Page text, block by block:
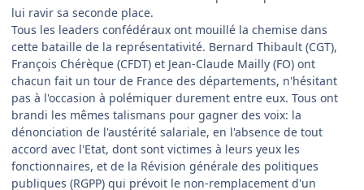
lui ravir sa seconde place.
Tous les leaders confédéraux ont mouillé la chemise dans
cette bataille de la représentativité. Bernard Thibault (CGT),
François Chérèque (CFDT) et Jean-Claude Mailly (FO) ont
chacun fait un tour de France des départements, n'hésitant
pas à l'occasion à polémiquer durement entre eux. Tous ont
brandi les mêmes talismans pour gagner des voix: la
dénonciation de l'austérité salariale, en l'absence de tout
accord avec l'Etat, dont sont victimes à leurs yeux les
fonctionnaires, et de la Révision générale des politiques
publiques (RGPP) qui prévoit le non-remplacement d'un